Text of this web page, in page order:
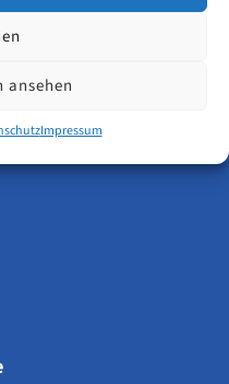
ansehen
Impressum
PartG mbB